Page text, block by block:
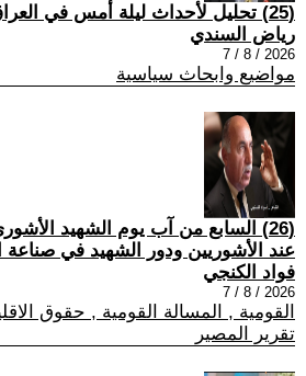
(25) تحليل لأحداث ليلة أمس في العراق
رياض السندي
2026 / 8 / 7
مواضيع وابحاث سياسية
(26) السابع من آب يوم الشهيد
عند الأشوريين ودور الشهيد في صناعة
فواد الكنجي
2026 / 8 / 7
القومية , المسالة القومية , حقوق
تقرير المصير